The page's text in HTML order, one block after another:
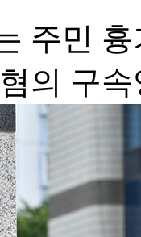
주민
의 구